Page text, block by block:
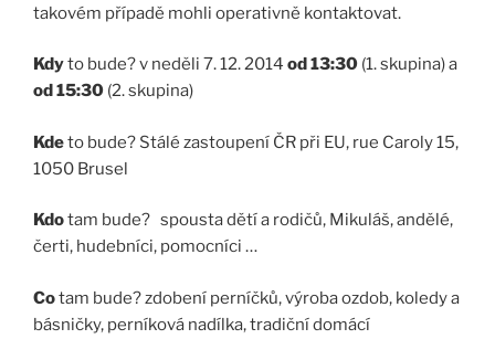
takovém případě mohli operativně kontaktovat.
Kdyto bude? v neděli 7. 12. 2014 od 13:30 (1. skupina) a
od 15:30 (2. skupina)
Kdeto bude? Stálé zastoupení ČR při EU, rue Caroly 15,
1050 Brusel
Kdotam bude? spousta dětí a rodičů, Mikuláš, andělé,
čerti, hudebníci, pomocníci …
Cotam bude? zdobení perníčků, výroba ozdob, koledy a
básničky, perníková nadílka, tradiční domácí